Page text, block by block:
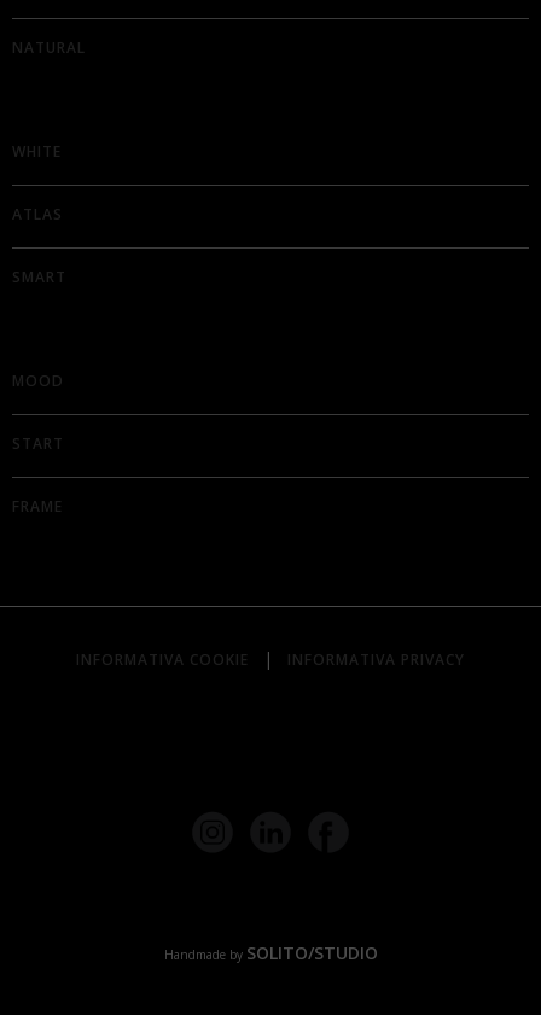
NATURAL
WHITE
ATLAS
SMART
MOOD
START
FRAME
INFORMATIVA COOKIE | INFORMATIVA PRIVACY
Handmade by SOLITO/STUDIO